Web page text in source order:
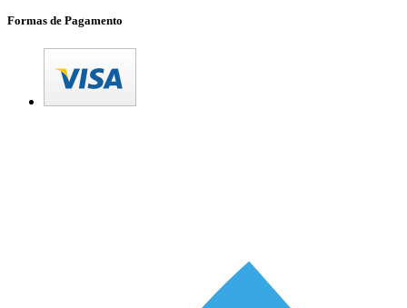
Formas de Pagamento